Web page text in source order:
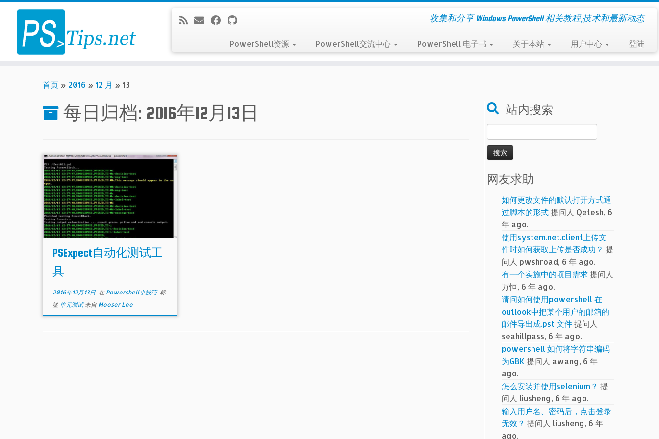
Skip
content
收集和分享 Windows PowerShell 相关教程,技术和最新动态
PowerShell资源 PowerShell交流中心 PowerShell 电子书 关于本站 用户中心 登陆
首页 » 2016 » 12 月 » 13
每日归档: 2016年12月13日
PSExpect自动化测试工
具
2016年12月13日 在 Powershell小技巧 标
签单元测试 来自 Mooser Lee
站内搜索
索：
网友求助
如何更改文件的默认打开方式通
过脚本的形式提问人 Qetesh, 6
年 ago.
使用system.net.client上传文
件时如何获取上传是否成功？ 提
问人 pwshroad, 6 年 ago.
有一个实施中的项目需求提问人
万恒, 6 年 ago.
请问如何使用powershell 在
outlook中把某个用户的邮箱的
邮件导出成.pst 文件提问人
seahillpass, 6 年 ago.
powershell 如何将字符串编码
为GBK 提问人 awang, 6 年
ago.
怎么安装并使用selenium？ 提
问人 liusheng, 6 年 ago.
输入用户名、密码后，点击登录
无效？ 提问人 liusheng, 6 年
ago.